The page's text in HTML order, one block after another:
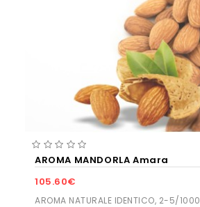
AROMA MANDORLA Amara
105.60€
AROMA NATURALE IDENTICO, 2-5/1000